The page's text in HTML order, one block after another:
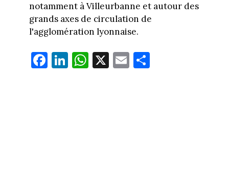
notamment à Villeurbanne et autour des
grands axes de circulation de
l'agglomération lyonnaise.
Fa
ce
Li
nk
W
ha
X E
m
Pa
rt